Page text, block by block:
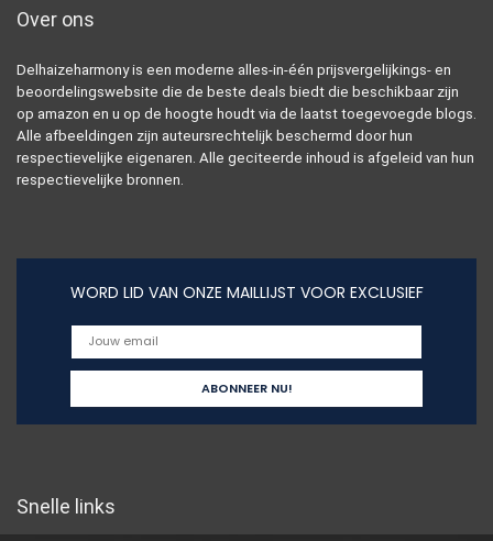
Over ons
Delhaizeharmony is een moderne alles-in-één prijsvergelijkings- en
beoordelingswebsite die de beste deals biedt die beschikbaar zijn
op amazon en u op de hoogte houdt via de laatst toegevoegde blogs.
Alle afbeeldingen zijn auteursrechtelijk beschermd door hun
respectievelijke eigenaren. Alle geciteerde inhoud is afgeleid van hun
respectievelijke bronnen.
WORD LID VAN ONZE MAILLIJST VOOR EXCLUSIEF
Snelle links